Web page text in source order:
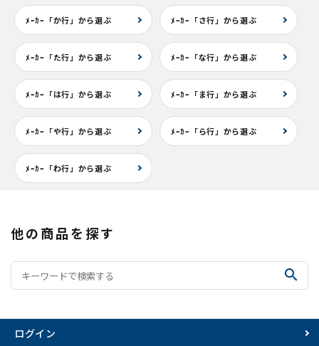
ﾒｰｶｰ「か行」から選ぶ ﾒｰｶｰ「さ行」から選ぶ
ﾒｰｶｰ「た行」から選ぶ ﾒｰｶｰ「な行」から選ぶ
ﾒｰｶｰ「は行」から選ぶ ﾒｰｶｰ「ま行」から選ぶ
ﾒｰｶｰ「や行」から選ぶ ﾒｰｶｰ「ら行」から選ぶ
ﾒｰｶｰ「わ行」から選ぶ
他の商品を探す
search
ログイン